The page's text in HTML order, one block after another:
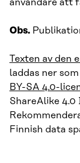
användare att
Obs.
Texten av den
laddas ner
BY-SA 4.0-
ShareAlike
Finnish data